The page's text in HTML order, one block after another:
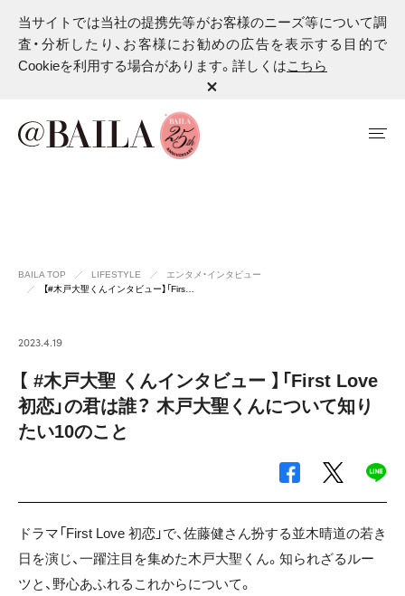
当サイトでは当社の提携先等がお客様のニーズ等について調
査・分析したり、お客様にお勧めの広告を表示する目的で
Cookieを利用する場合があります。詳しくはこちら
BAILA TOP LIFESTYLE
エンタメ・インタビュー
【#木戸大聖くんインタビュー】「Firs…
2023.4.19
【 #木戸大聖 くんインタビュー 】「First Love
初恋」の君は誰？ 木戸大聖くんについて知り
たい10のこと
ドラマ「First Love 初恋」で、佐藤健さん扮する並木晴道の若き
日を演じ、一躍注目を集めた木戸大聖くん。知られざるルー
ツと、野心あふれるこれからについて。